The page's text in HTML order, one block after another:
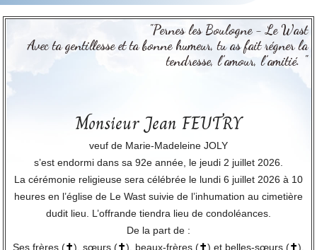
"Pernes les Boulogne - Le Wast
Avec ta gentillesse et ta bonne humeur, tu as fait régner la
tendresse, l’amour, l’amitié. "
Monsieur Jean FEUTRY
veuf de Marie-Madeleine JOLY
s’est endormi dans sa 92e année, le jeudi 2 juillet 2026.
La cérémonie religieuse sera célébrée le lundi 6 juillet 2026 à 10
heures en l’église de Le Wast suivie de l’inhumation au cimetière
dudit lieu. L’offrande tiendra lieu de condoléances.
De la part de :
Ses frères (✝), sœurs (✝), beaux-frères (✝) et belles-sœurs (✝),